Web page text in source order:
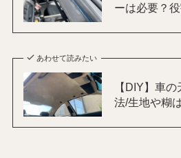
ーは必要？
あわせて読みたい
【DIY】車
法/生地や糊